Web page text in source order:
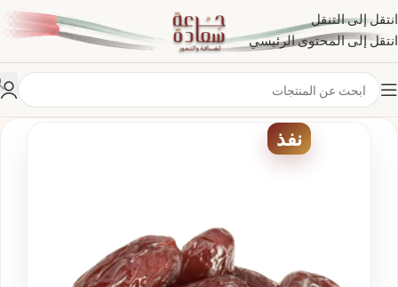
انتقل إلى التنقل
انتقل إلى المحتوى الرئيسي
نفذ